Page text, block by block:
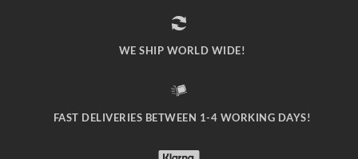
WE SHIP WORLD WIDE!
FAST DELIVERIES BETWEEN 1-4 WORKING DAYS!